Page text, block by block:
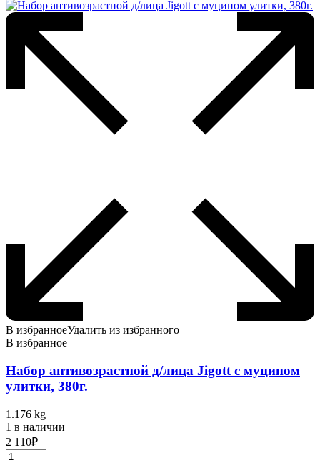
В избранноеУдалить из избранного
В избранное
Набор антивозрастной д/лица Jigott с муцином
улитки, 380г.
1.176 kg
1 в наличии
2 110₽